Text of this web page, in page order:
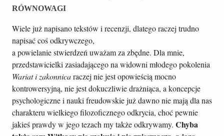
RÓWNOWAGI
Wiele już napisano tekstów i recenzji, dlatego raczej trudno
napisać coś odkrywczego,
a powielanie stwierdzeń uważam za zbędne. Dla mnie,
przedstawicielki zasiadającego na widowni młodego pokolenia
Wariat i zakonnicaraczej nie jest opowieścią mocno
kontrowersyjną, nie jest dokuczliwie drażniąca, a koncepcje
psychologiczne i nauki freudowskie już dawno nie mają dla nas
charakteru wielkiego filozoficznego odkrycia, choć pewnie
jakieś prawdy w jego tezach my także odkrywamy. Chyba